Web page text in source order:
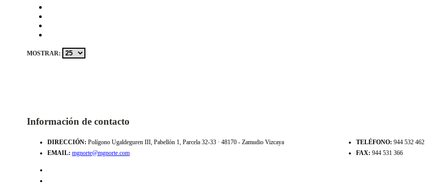
MOSTRAR:
Información de contacto
DIRECCIÓN: Polígono Ugaldeguren III, Pabellón 1, Parcela 32-33 · 48170 - Zamudio Vizcaya TELÉFONO: 944 532 462
EMAIL: mgnorte@mgnorte.com FAX: 944 531 366